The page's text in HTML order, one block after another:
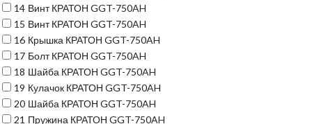
14 Винт КРАТОН GGT-750AH
15 Винт КРАТОН GGT-750AH
16 Крышка КРАТОН GGT-750AH
17 Болт КРАТОН GGT-750AH
18 Шайба КРАТОН GGT-750AH
19 Кулачок КРАТОН GGT-750AH
20 Шайба КРАТОН GGT-750AH
21 Пружина КРАТОН GGT-750AH